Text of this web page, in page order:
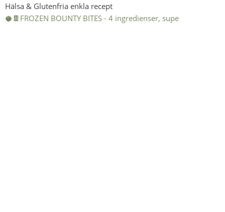
Hälsa & Glutenfria enkla recept
🥥🍫FROZEN BOUNTY BITES - 4 ingredienser, supe